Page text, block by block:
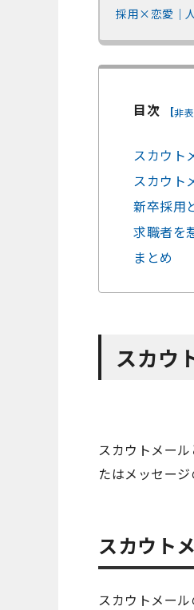
採用×恋愛｜
目次 [非
スカウト
スカウト
新卒採用
求職者を
まとめ
スカウ
スカウトメー
たはメッセージ
スカウト
スカウトメー